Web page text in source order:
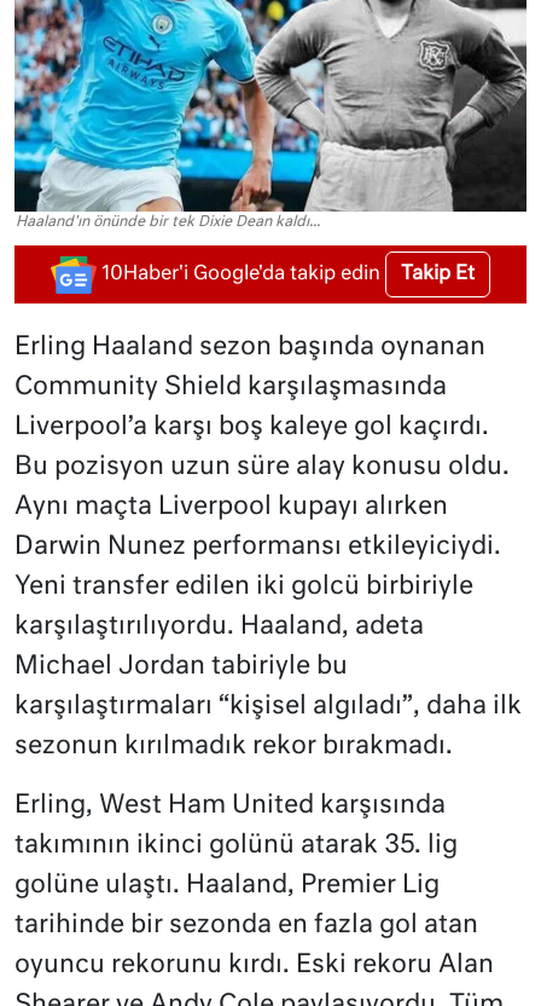
Haaland'ın önünde bir tek Dixie Dean kaldı...
10Haber'i Google'da takip edin Takip Et
Erling Haaland sezon başında oynanan
Community Shield karşılaşmasında
Liverpool’a karşı boş kaleye gol kaçırdı.
Bu pozisyon uzun süre alay konusu oldu.
Aynı maçta Liverpool kupayı alırken
Darwin Nunez performansı etkileyiciydi.
Yeni transfer edilen iki golcü birbiriyle
karşılaştırılıyordu. Haaland, adeta
Michael Jordan tabiriyle bu
karşılaştırmaları “kişisel algıladı”, daha ilk
sezonun kırılmadık rekor bırakmadı.
Erling, West Ham United karşısında
takımının ikinci golünü atarak 35. lig
golüne ulaştı. Haaland, Premier Lig
tarihinde bir sezonda en fazla gol atan
oyuncu rekorunu kırdı. Eski rekoru Alan